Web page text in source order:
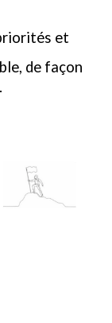
et
de façon